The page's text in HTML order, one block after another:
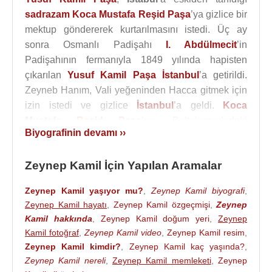
sadrazam Koca Mustafa Reşid Paşa’ya gizlice bir
mektup göndererek kurtarılmasını istedi. Üç ay
sonra Osmanlı Padişahı
I. Abdülmecit’in
Padişahının fermanıyla 1849 yılında hapisten
çıkarılanYusuf Kamil Paşa İstanbul ’a getirildi.
Zeyneb Hanım, Vali yeğeninden Hacca gitmek için
izin istedi ve gizlice İstanbul’a geldi. Koca
yalısında yeniden nikâhlandılar.
Yeniden nikâhlandılar. Hiç çocukları olmadı. Eşi
Yusuf Kamil Paşa10 Ekim, 1876 tarihinde öldü.
Zeynep Kamil Hastanesi
bahçesindeki küçük
türbeye gömüldü. 1886 Yılında Zeynep Hanım da
öldü, yan yana yatırıldılar.
İstanbul ’da yeniden nikâhlandıklarında o dönem
Osmanlı’nın Boğaz’da ulaşım için “Şirket-i Hayriye”
Biyografinin devamı ››
Zeynep Kamil İçin Yapılan Aramalar
Zeynep Kamil yaşıyor mu? Zeynep Kamil biyografi,
Zeynep Kamil hayatı
Zeynep Kamil özgeçmişi, Zeynep
Kamil hakkında
Zeynep Kamil doğum yeri ,Zeynep
Kamil fotoğraf Zeynep Kamil video Zeynep Kamil resim
Zeynep Kamil kimdir?
Zeynep Kamil kaç yaşında?
Zeynep Kamil nereli,Zeynep Kamil memleketi,Zeynep